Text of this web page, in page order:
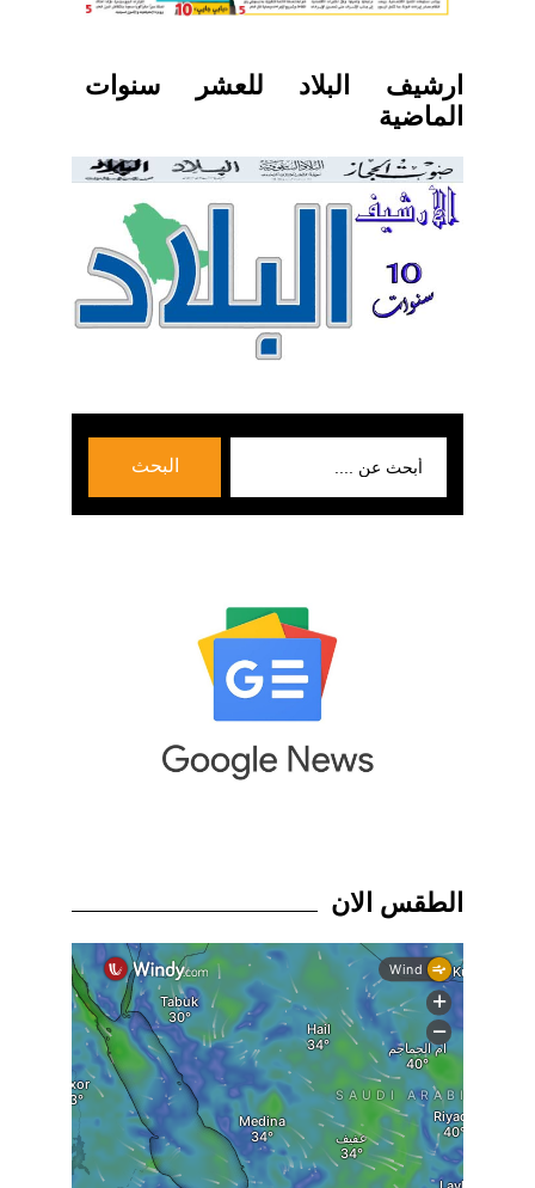
ارشيف البلاد للعشر سنوات
الماضية
البحث
الطقس الان